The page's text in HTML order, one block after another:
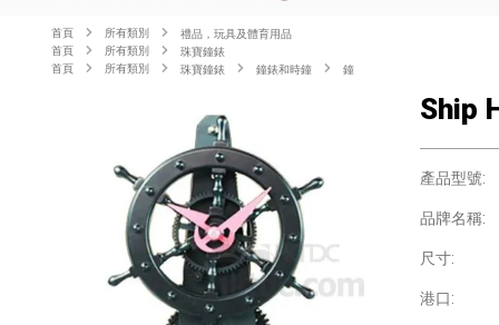
首頁 所有類別
禮品，玩具及體育用品
首頁
所有類別
珠寶鐘錶
首頁
所有類別 珠寶鐘錶 鐘錶和時鐘 鐘
Ship
產品型號:
品牌名稱:
尺寸:
港口: